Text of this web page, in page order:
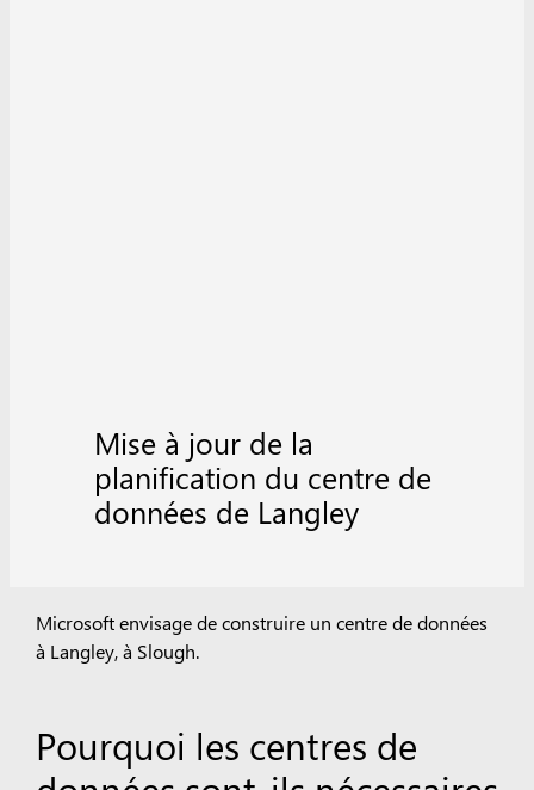
Mise à jour de la
planification du centre de
données de Langley
Microsoft envisage de construire un centre de données
à Langley, à Slough.
Pourquoi les centres de